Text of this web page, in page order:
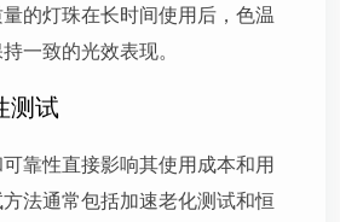
的灯珠在长时间使用后，色温
一致的光效表现。
测试
靠性直接影响其使用成本和用
法通常包括加速老化测试和恒